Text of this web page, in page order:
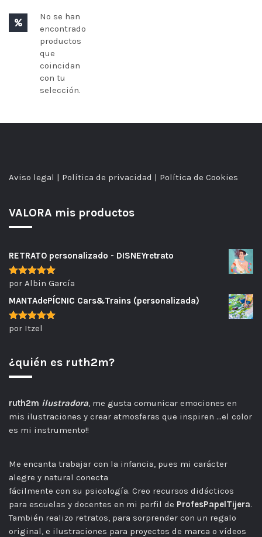
No se han
encontrado
productos
que
coincidan
con tu
selección.
Aviso legal | Política de privacidad | Política de Cookies
VALORA mis productos
RETRATO personalizado - DISNEYretrato
Valorado
por Albin García
MANTAdePÍCNIC Cars&Trains (personalizada)
Valorado
por Itzel
¿quién es ruth2m?
ruth2m ilustradora, me gusta comunicar emociones en
mis ilustraciones y crear atmosferas que inspiren …el color
es mi instrumento!!
Me encanta trabajar con la infancia, pues mi carácter
alegre y natural conecta
fácilmente con su psicología. Creo recursos didácticos
para escuelas y docentes en mi perfil de ProfesPapelTijera.
También realizo retratos, para sorprender con un regalo
original, e ilustraciones para proyectos de marca o vídeos